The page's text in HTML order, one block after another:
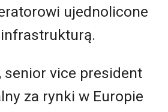
ujednolicone
, senior vice president
za rynki w Europie